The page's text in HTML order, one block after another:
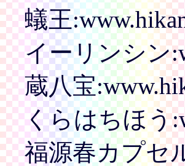
蟻王
イーリンシン
蔵八宝
くらはちほう
福源春カプセ